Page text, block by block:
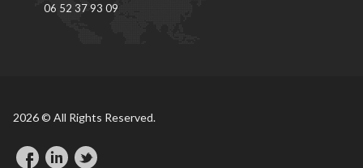
06 52 37 93 09
2026 © All Rights Reserved.